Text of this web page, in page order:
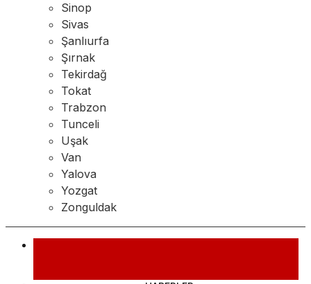
Sinop
Sivas
Şanlıurfa
Şırnak
Tekirdağ
Tokat
Trabzon
Tunceli
Uşak
Van
Yalova
Yozgat
Zonguldak